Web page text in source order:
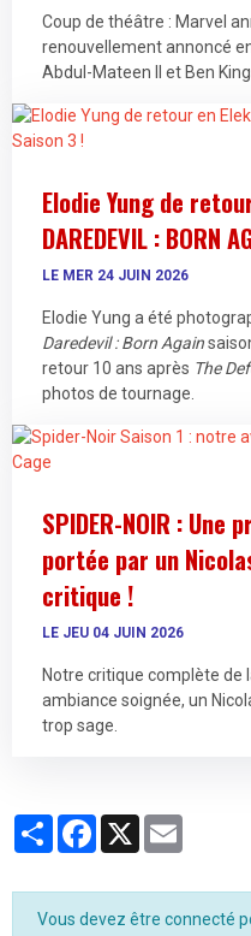
Coup de théâtre : Marvel
renouvellement annoncé
Abdul-Mateen II et Ben
Elodie Yung de
DAREDEVIL : BORN
LE MER 24 JUIN 2026
Elodie Yung a été
Daredevil : Born Again
retour 10 ans après The
photos de tournage.
SPIDER-NOIR : Une
portée par un
critique !
LE JEU 04 JUIN 2026
Notre critique complète de
ambiance soignée, un
trop sage.
PartagerFacebook
X
Vous devez être connecté